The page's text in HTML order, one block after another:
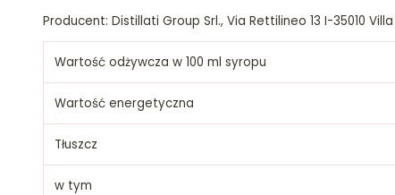
Producent: Distillati Group Srl., Via Rettilineo 13 I-35010
Wartość odżywcza w 100 ml syropu
Wartość energetyczna
Tłuszcz
w tym